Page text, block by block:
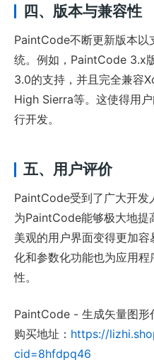
四、版本与兼容性
PaintCode不断更新版本以
统。例如，PaintCode 3.x
3.0的支持，并且完全兼容
High Sierra等。这使得用
行开发。
五、用户评价
PaintCode受到了广大开发
为PaintCode能够极大地提
美观的用户界面变得更加
化和参数化功能也为应用
性。
PaintCode - 生成矢量图形
购买地址： https://
cid=8hfdpq46